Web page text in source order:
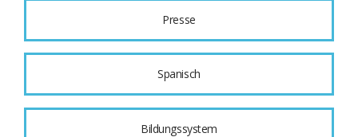
Presse
Spanisch
Bildungssystem